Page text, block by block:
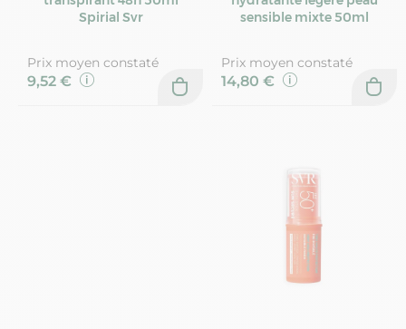
Spirial Svr
Prix moyen constaté
9,52 €
sensible mixte 50ml
Prix moyen constaté
14,80 €